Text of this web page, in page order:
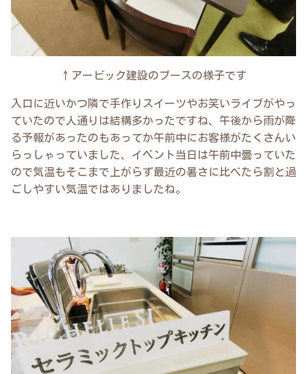
↑アービック建設のブースの様子です
入口に近いかつ隣で手作りスイーツやお笑いライブがやっ
ていたので人通りは結構多かったですね、午後から雨が降
る予報があったのもあってか午前中にお客様がたくさんい
らっしゃっていました、イベント当日は午前中曇っていた
ので気温もそこまで上がらず最近の暑さに比べたら割と過
ごしやすい気温ではありましたね。